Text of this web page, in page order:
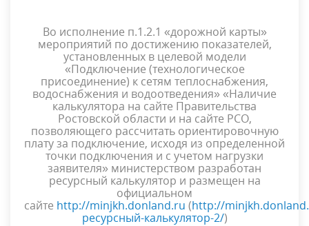
Во исполнение п.1.2.1 «дорожной карты»
мероприятий по достижению показателей,
установленных в целевой модели
«Подключение (технологическое
присоединение) к сетям теплоснабжения,
водоснабжения и водоотведения» «Наличие
калькулятора на сайте Правительства
Ростовской области и на сайте РСО,
позволяющего рассчитать ориентировочную
плату за подключение, исходя из определенной
точки подключения и с учетом нагрузки
заявителя» министерством разработан
ресурсный калькулятор и размещен на
официальном
сайте http://minjkh.donland.ru (http://
ресурсный-калькулятор-2/)